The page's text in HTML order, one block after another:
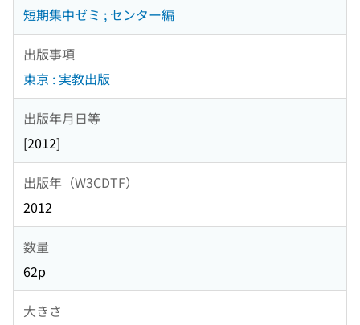
短期集中ゼミ ; センター編
出版事項
東京 : 実教出版
出版年月日等
[2012]
出版年（W3CDTF）
2012
数量
62p
大きさ